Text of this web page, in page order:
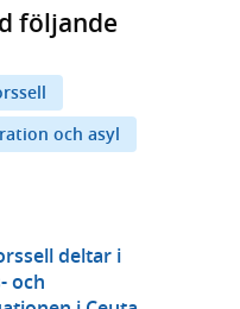
följande
och asyl
deltar i
och